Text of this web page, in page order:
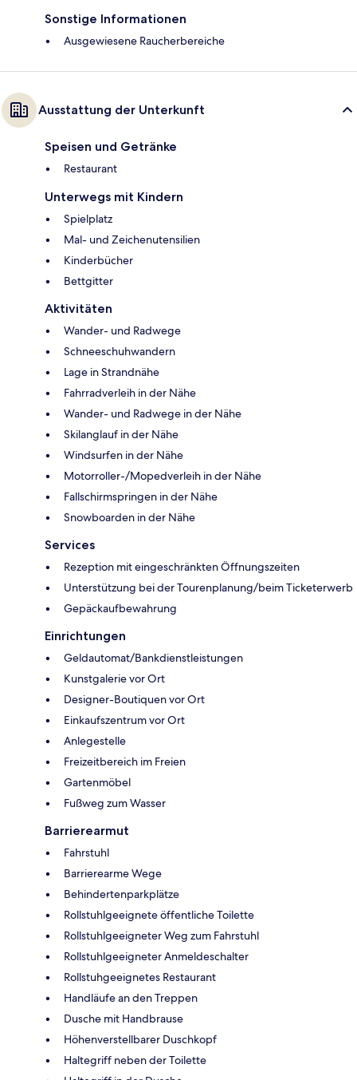
Sonstige Informationen
Ausgewiesene Raucherbereiche
Ausstattung der Unterkunft
Speisen und Getränke
Restaurant
Unterwegs mit Kindern
Spielplatz
Mal- und Zeichenutensilien
Kinderbücher
Bettgitter
Aktivitäten
Wander- und Radwege
Schneeschuhwandern
Lage in Strandnähe
Fahrradverleih in der Nähe
Wander- und Radwege in der Nähe
Skilanglauf in der Nähe
Windsurfen in der Nähe
Motorroller-/Mopedverleih in der Nähe
Fallschirmspringen in der Nähe
Snowboarden in der Nähe
Services
Rezeption mit eingeschränkten Öffnungszeiten
Unterstützung bei der Tourenplanung/beim Ticketerwerb
Gepäckaufbewahrung
Einrichtungen
Geldautomat/Bankdienstleistungen
Kunstgalerie vor Ort
Designer-Boutiquen vor Ort
Einkaufszentrum vor Ort
Anlegestelle
Freizeitbereich im Freien
Gartenmöbel
Fußweg zum Wasser
Barrierearmut
Fahrstuhl
Barrierearme Wege
Behindertenparkplätze
Rollstuhlgeeignete öffentliche Toilette
Rollstuhlgeeigneter Weg zum Fahrstuhl
Rollstuhlgeeigneter Anmeldeschalter
Rollstuhgeeignetes Restaurant
Handläufe an den Treppen
Dusche mit Handbrause
Höhenverstellbarer Duschkopf
Haltegriff neben der Toilette